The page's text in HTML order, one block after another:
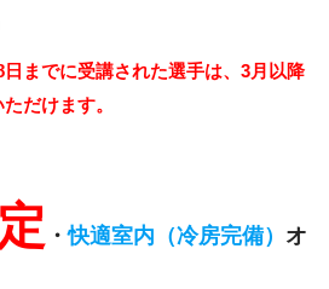
日までに受講された選手は、3月以降
だけます。
・快適室内（冷房完備） オ